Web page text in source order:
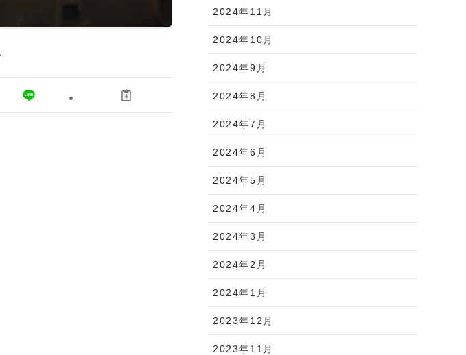
2024年11月
2024年10月
2024年9月
2024年8月
2024年7月
2024年6月
2024年5月
2024年4月
2024年3月
2024年2月
2024年1月
2023年12月
2023年11月